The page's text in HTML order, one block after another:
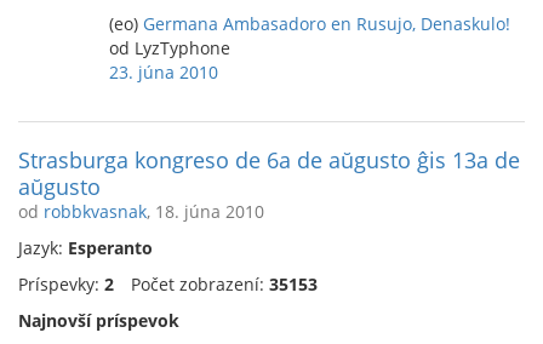
(eo) Germana Ambasadoro en Rusujo, Denaskulo!
od LyzTyphone
23. júna 2010
Strasburga kongreso de 6a de aŭgusto ĝis 13a de
aŭgusto
od robbkvasnak, 18. júna 2010
Jazyk: Esperanto
Príspevky: 2 Počet zobrazení: 35153
Najnovší príspevok